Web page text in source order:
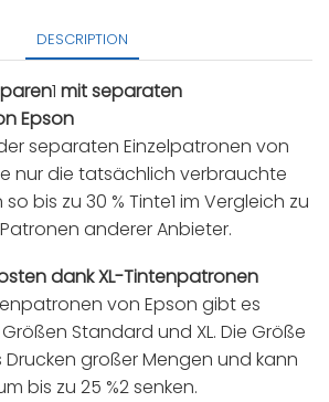
DESCRIPTION
1 mit separaten
Epson
separaten Einzelpatronen von
nur die tatsächlich verbrauchte
bis zu 30 % Tinte1 im Vergleich zu
anderer Anbieter.
dank XL-Tintenpatronen
von Epson gibt es
Standard und XL. Die Größe
Drucken großer Mengen und kann
bis zu 25 %2 senken.